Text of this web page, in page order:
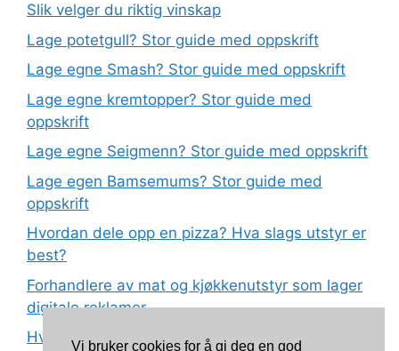
Slik velger du riktig vinskap
Lage potetgull? Stor guide med oppskrift
Lage egne Smash? Stor guide med oppskrift
Lage egne kremtopper? Stor guide med
oppskrift
Lage egne Seigmenn? Stor guide med oppskrift
Lage egen Bamsemums? Stor guide med
oppskrift
Hvordan dele opp en pizza? Hva slags utstyr er
best?
Forhandlere av mat og kjøkkenutstyr som lager
digitale reklamer
Hva betyr det at plast har matkvalitet?
Vi bruker cookies for å gi deg en god